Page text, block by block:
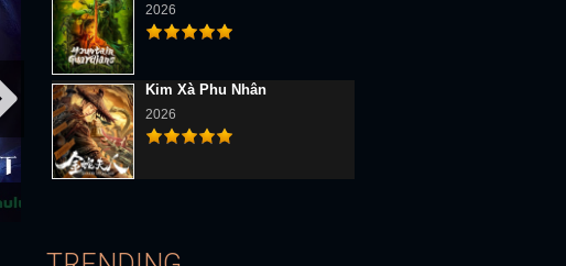
2026
Kim Xà Phu Nhân
2026